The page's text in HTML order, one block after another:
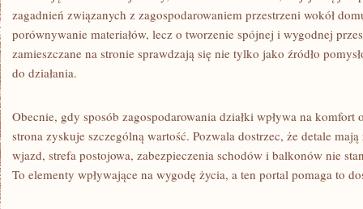
zagadnień związanych z zagospodarowaniem przestrzeni wokół
porównywanie materiałów, lecz o tworzenie spójnej i wygodnej
zamieszczane na stronie sprawdzają się nie tylko jako źródło
do działania.
Obecnie, gdy sposób zagospodarowania działki wpływa na
strona zyskuje szczególną wartość. Pozwala dostrzec, że detale
wjazd, strefa postojowa, zabezpieczenia schodów i balkonów nie
To elementy wpływające na wygodę życia, a ten portal pomaga to